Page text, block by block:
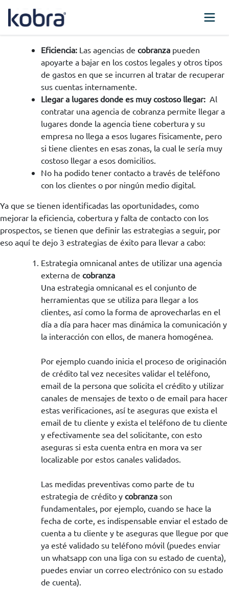
Eficiencia: Las agencias de cobranza pueden
apoyarte a bajar en los costos legales y otros tipos
de gastos en que se incurren al tratar de recuperar
sus cuentas internamente.
Llegar a lugares donde es muy costoso llegar: Al
contratar una agencia de cobranza permite llegar a
lugares donde la agencia tiene cobertura y su
empresa no llega a esos lugares fisicamente, pero
si tiene clientes en esas zonas, la cual le sería muy
costoso llegar a esos domicilios.
No ha podido tener contacto a través de teléfono
con los clientes o por ningún medio digital.
Ya que se tienen identificadas las oportunidades, como
mejorar la eficiencia, cobertura y falta de contacto con los
prospectos, se tienen que definir las estrategias a seguir, por
eso aquí te dejo 3 estrategias de éxito para llevar a cabo:
Estrategia omnicanal antes de utilizar una agencia
externa de cobranza
Una estrategia omnicanal es el conjunto de
herramientas que se utiliza para llegar a los
clientes, así como la forma de aprovecharlas en el
día a día para hacer mas dinámica la comunicación y
la interacción con ellos, de manera homogénea.
Por ejemplo cuando inicia el proceso de originación
de crédito tal vez necesites validar el teléfono,
email de la persona que solicita el crédito y utilizar
canales de mensajes de texto o de email para hacer
estas verificaciones, así te aseguras que exista el
email de tu cliente y exista el teléfono de tu cliente
y efectivamente sea del solicitante, con esto
aseguras si esta cuenta entra en mora va ser
localizable por estos canales validados.
Las medidas preventivas como parte de tu
estrategia de crédito y cobranza son
fundamentales, por ejemplo, cuando se hace la
fecha de corte, es indispensable enviar el estado de
cuenta a tu cliente y te aseguras que llegue por que
ya esté validado su teléfono móvil (puedes enviar
un whatsapp con una liga con su estado de cuenta),
puedes enviar un correo electrónico con su estado
de cuenta).